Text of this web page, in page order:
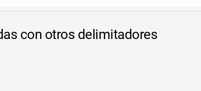
con otros delimitadores